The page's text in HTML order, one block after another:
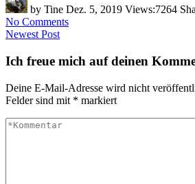
by Tine Dez. 5, 2019 Views:7264
No Comments
Newest Post
Ich freue mich auf deinen
Deine E-Mail-Adresse wird nicht
Felder sind mit * markiert